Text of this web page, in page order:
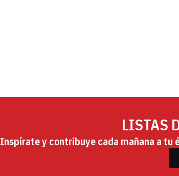
LISTAS
Inspírate y contribuye cada mañana a